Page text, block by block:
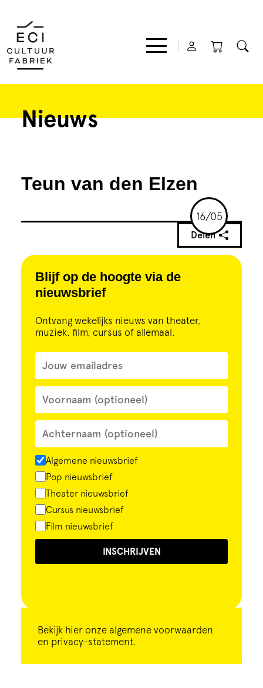
Film
Theater
Cursus
ECI Cultuurcafé
Over ons
Contact
Steun ons
Nieuws
Blijf op de hoogte via de
nieuwsbrief
Ontvang wekelijks nieuws van theater,
muziek, film, cursus of allemaal.
Algemene nieuwsbrief
Pop nieuwsbrief
Theater nieuwsbrief
Cursus nieuwsbrief
Film nieuwsbrief
INSCHRIJVEN
Bekijk hier onze algemene voorwaarden
en privacy-statement.
Teun van den Elzen
16/05
Delen